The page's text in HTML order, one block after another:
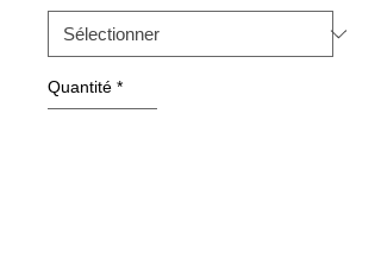
Quantité *